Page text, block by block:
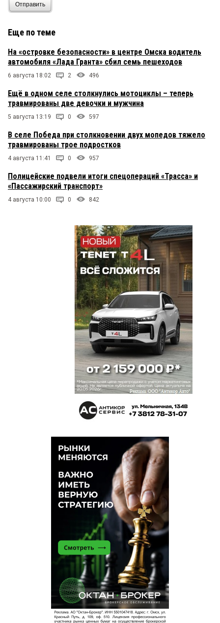
Отправить
Еще по теме
На «островке безопасности» в центре Омска водитель
автомобиля «Лада Гранта» сбил семь пешеходов
6 августа 18:02 2 496
Ещё в одном селе столкнулись мотоциклы – теперь
травмированы две девочки и мужчина
5 августа 13:19 0 597
В селе Победа при столкновении двух мопедов тяжело
травмированы трое подростков
4 августа 11:41 0 957
Полицейские подвели итоги спецопераций «Трасса» и
«Пассажирский транспорт»
4 августа 10:00 0 842